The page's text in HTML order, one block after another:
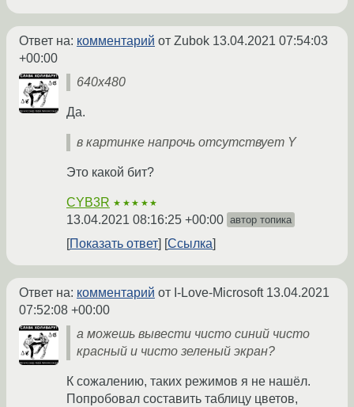
Ответ на: комментарий от Zubok 13.04.2021 07:54:03
+00:00
640x480
Да.
в картинке напрочь отсутствует Y
Это какой бит?
CYB3R ★★★★★
13.04.2021 08:16:25 +00:00 автор топика
Показать ответ Ссылка
Ответ на: комментарий от I-Love-Microsoft 13.04.2021
07:52:08 +00:00
а можешь вывести чисто синий чисто
красный и чисто зеленый экран?
К сожалению, таких режимов я не нашёл.
Попробовал составить таблицу цветов,